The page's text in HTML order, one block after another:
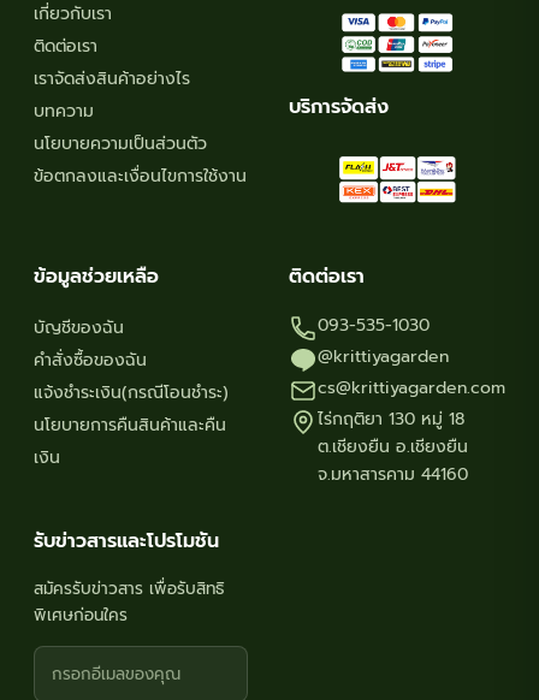
product
เกี่ยวกับเรา
ติดต่อเรา
เราจัดส่งสินค้าอย่างไร
บทความ
นโยบายความเป็นส่วนตัว
ข้อตกลงและเงื่อนไขการใช้งาน
บริการจัดส่ง
ข้อมูลช่วยเหลือ
บัญชีของฉัน
คำสั่งซื้อของฉัน
แจ้งชำระเงิน(กรณีโอนชำระ)
นโยบายการคืนสินค้าและคืน
เงิน
ติดต่อเรา
093-535-1030
@krittiyagarden
cs@krittiyagarden.com
ไร่กฤติยา 130 หมู่ 18
ต.เชียงยืน อ.เชียงยืน
จ.มหาสารคาม 44160
รับข่าวสารและโปรโมชัน
สมัครรับข่าวสาร เพื่อรับสิทธิ
พิเศษก่อนใคร